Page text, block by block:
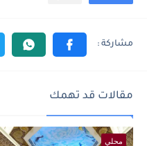
مقالات قد تهمك
محلي